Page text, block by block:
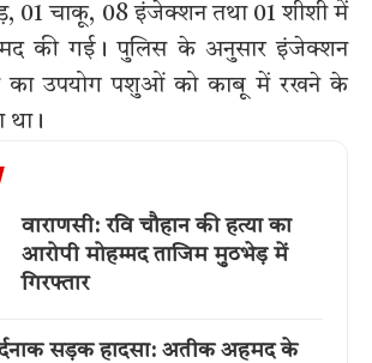
01 चाकू, 08 इंजेक्शन तथा 01 शीशी में
की गई। पुलिस के अनुसार इंजेक्शन
का उपयोग पशुओं को काबू में रखने के
था।
वाराणसी: रवि चौहान की हत्या का
आरोपी मोहम्मद ताजिम मुठभेड़ में
गिरफ्तार
सड़क हादसा: अतीक अहमद के